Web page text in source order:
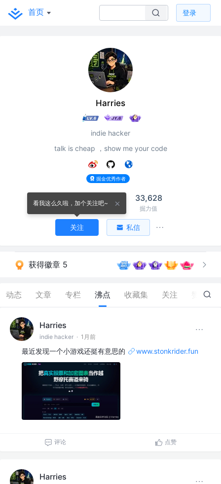
首页 登录
Harries
indie hacker
talk is cheap ，show me your code
掘金优秀作者
17
关注
10,428
关注者
33,628
掘力值
看我这么久啦，加个关注吧~
关注 私信
获得徽章 5
动态 文章 专栏 沸点 收藏集 关注 132
Harries
indie hacker · 1月前
最近发现一个小游戏还挺有意思的 www.stonkrider.fun
评论 点赞
Harries